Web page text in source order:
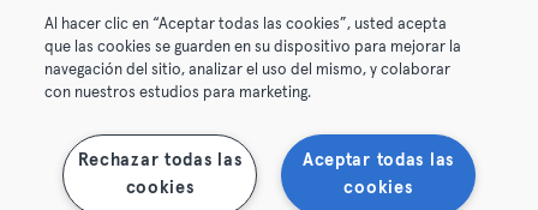
© 2026 Urban Sports Group GmbH. All rights reserved.
Terms & Conditions Privacy Imprint
Terminate contracts here Withdraw contracts here
Al hacer clic en “Aceptar todas las cookies”, usted acepta
que las cookies se guarden en su dispositivo para mejorar la
navegación del sitio, analizar el uso del mismo, y colaborar
con nuestros estudios para marketing.
Aceptar todas las
cookies
Rechazar todas las
cookies